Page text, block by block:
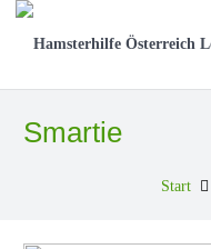
Smartie
Start